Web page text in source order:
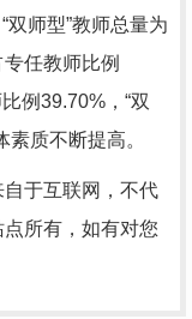
师型”教师总量为
任教师比例
例39.70%，“双
质不断提高。
于互联网，不代
所有，如有对您